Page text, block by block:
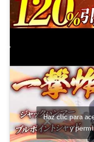
Haz clic para
y